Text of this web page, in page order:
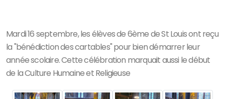
Mardi 16 septembre, les élèves de 6ème de St Louis ont reçu
la "bénédiction des cartables" pour bien démarrer leur
année scolaire. Cette célébration marquait aussi le début
de la Culture Humaine et Religieuse